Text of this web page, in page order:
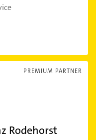
PREMIUM PARTNER
Rodehorst